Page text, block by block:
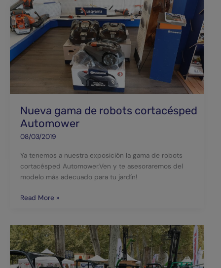
Nueva gama de robots cortacésped
Automower
08/03/2019
Ya tenemos a nuestra exposición la gama de robots
cortacésped Automower.Ven y te asesoraremos del
modelo más adecuado para tu jardín!
Nueva
gama
de
robots
cortacésped
Read More »
Feria
de
Girona
del